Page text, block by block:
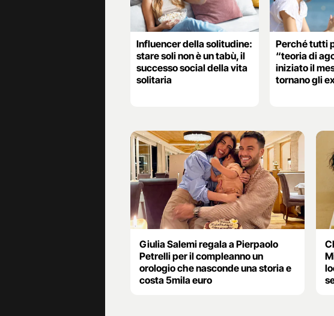
Influencer della solitudine:
stare soli non è un tabù, il
successo social della vita
solitaria
Perché tutti
“teoria di
iniziato il
tornano gli
Giulia Salemi regala a Pierpaolo
Petrelli per il compleanno un
orologio che nasconde una storia e
costa 5mila euro